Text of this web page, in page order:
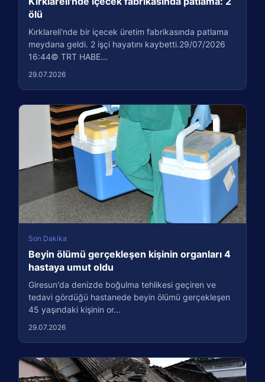
ölü
Kırklareli'nde bir içecek üretim fabrikasında patlama
meydana geldi. 2 işçi hayatını kaybetti.29/07/2026
16:44© TRT HABE...
29.07.2026
Son Dakika
Beyin ölümü gerçekleşen kişinin organları 4
hastaya umut oldu
Giresun'da denizde boğulma tehlikesi geçiren ve
tedavi gördüğü hastanede beyin ölümü gerçekleşen
45 yaşındaki kişinin or...
29.07.2026